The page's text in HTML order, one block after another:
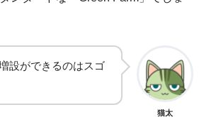
設ができるのはスゴ
猫太